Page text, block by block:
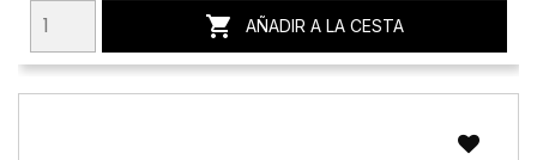
 AÑADIR A LA CESTA